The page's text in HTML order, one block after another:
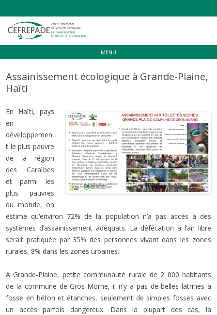
MENU
contenu
Assainissement écologique à Grande-Plaine,
Haïti
En Haïti, pays
en
développemen
t le plus pauvre
de la région
des Caraïbes
et parmi les
plus pauvres
du monde, on
estime qu’environ 72% de la population n’a pas accès à des
systèmes d’assainissement adéquats. La défécation à l’air libre
serait pratiquée par 35% des personnes vivant dans les zones
rurales, 8% dans les zones urbaines.
A Grande-Plaine, petite communauté rurale de 2 000 habitants
de la commune de Gros-Morne, il n’y a pas de belles latrines à
fosse en béton et étanches, seulement de simples fosses avec
un accès parfois dangereux. Dans la plupart des cas, la